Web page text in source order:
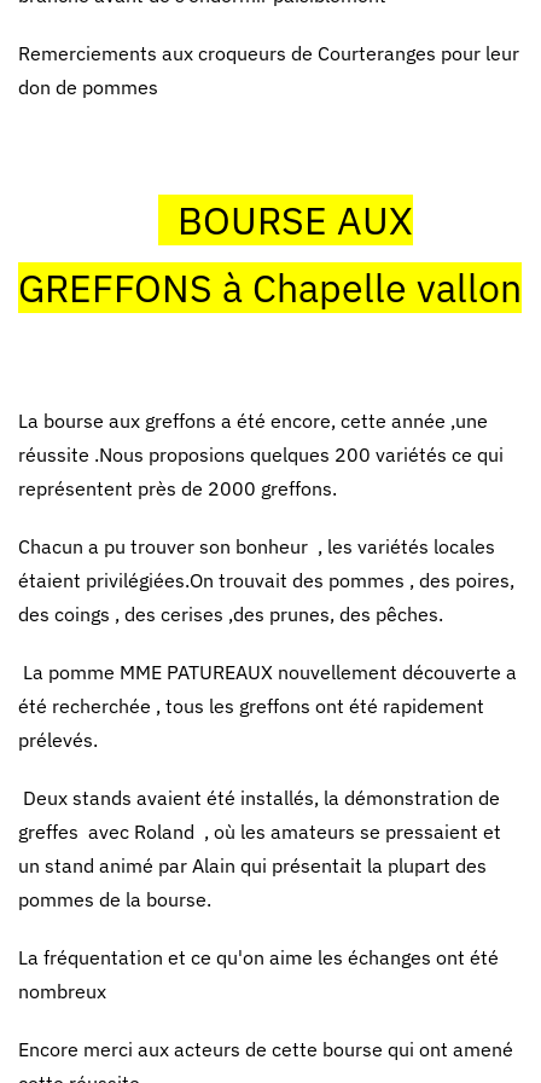
Remerciements aux croqueurs de Courteranges pour leur
don de pommes
BOURSE AUX
GREFFONS à Chapelle vallon
La bourse aux greffons a été encore, cette année ,une
réussite .Nous proposions quelques 200 variétés ce qui
représentent près de 2000 greffons.
Chacun a pu trouver son bonheur , les variétés locales
étaient privilégiées.On trouvait des pommes , des poires,
des coings , des cerises ,des prunes, des pêches.
La pomme MME PATUREAUX nouvellement découverte a
été recherchée , tous les greffons ont été rapidement
prélevés.
Deux stands avaient été installés, la démonstration de
greffes avec Roland , où les amateurs se pressaient et
un stand animé par Alain qui présentait la plupart des
pommes de la bourse.
La fréquentation et ce qu'on aime les échanges ont été
nombreux
Encore merci aux acteurs de cette bourse qui ont amené